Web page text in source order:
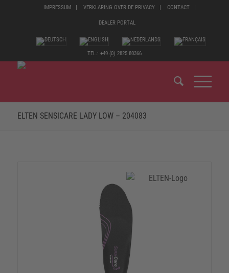
IMPRESSUM VERKLARING OVER DE PRIVACY CONTACT
DEALER PORTAL
TEL.: +49 (0) 2825 80366
ELTEN SENSICARE LADY LOW – 204083